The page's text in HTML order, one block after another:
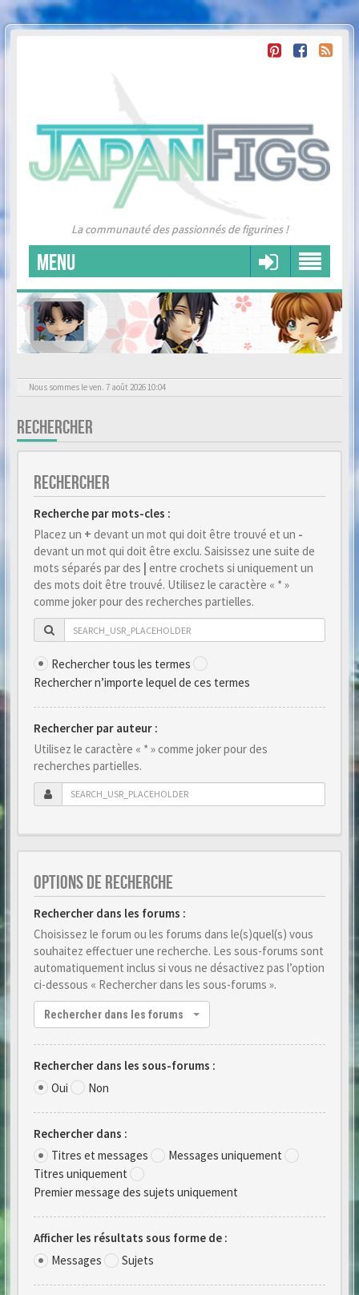
La communauté des passionnés de figurines !
MENU
Nous sommes le ven. 7 août 2026 10:04
RECHERCHER
RECHERCHER
Recherche par mots-cles :
Placez un + devant un mot qui doit être trouvé et un -
devant un mot qui doit être exclu. Saisissez une suite de
mots séparés par des | entre crochets si uniquement un
des mots doit être trouvé. Utilisez le caractère « * »
comme joker pour des recherches partielles.
Rechercher tous les termes
Rechercher n’importe lequel de ces termes
Rechercher par auteur :
Utilisez le caractère « * » comme joker pour des
recherches partielles.
OPTIONS DE RECHERCHE
Rechercher dans les forums :
Choisissez le forum ou les forums dans le(s)quel(s) vous
souhaitez effectuer une recherche. Les sous-forums sont
automatiquement inclus si vous ne désactivez pas l’option
ci-dessous « Rechercher dans les sous-forums ».
Rechercher dans les forums
Rechercher dans les sous-forums :
Oui
Non
Rechercher dans :
Titres et messages
Messages uniquement
Titres uniquement
Premier message des sujets uniquement
Afficher les résultats sous forme de :
Messages
Sujets